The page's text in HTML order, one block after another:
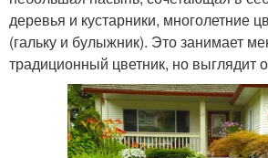
деревья и кустарники, многолетние
(гальку и булыжник). Это занимает
традиционный цветник, но выглядит